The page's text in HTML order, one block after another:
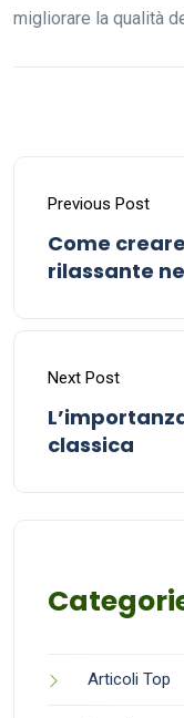
migliorare la qualità
Previous Post
Come
rilassante
Next Post
classica
Articoli Top